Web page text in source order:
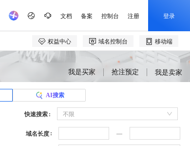
我是买家 抢注预定 我是卖家
AI搜索
快速搜索 不限
域名长度